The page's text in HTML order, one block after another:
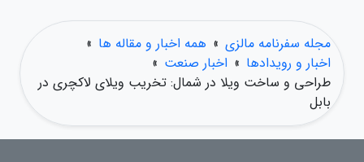
مجله سفرنامه مالزی » همه اخبار و مقاله ها »
اخبار و رویدادها » اخبار صنعت »
طراحی و ساخت ویلا در شمال: تخریب ویلای لاکچری در
بابل